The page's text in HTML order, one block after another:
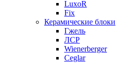
LuxoR
Fix
Керамические блоки
Гжель
ЛСР
Wienerberger
Ceglar